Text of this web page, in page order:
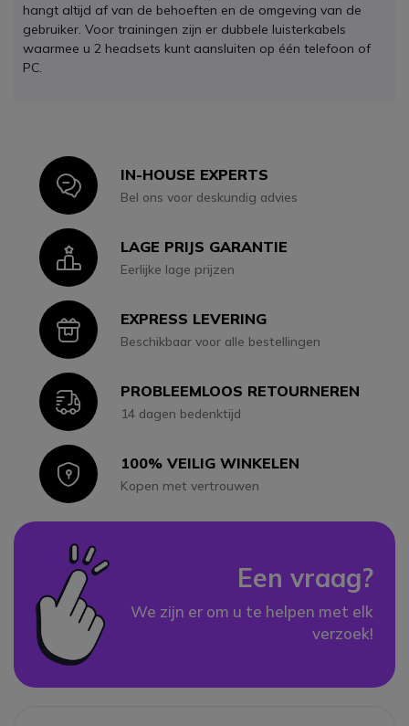
hangt altijd af van de behoeften en de omgeving van de
gebruiker. Voor trainingen zijn er dubbele luisterkabels
waarmee u 2 headsets kunt aansluiten op één telefoon of
PC.
IconIN-HOUSE EXPERTS
Bel ons voor deskundig advies
IconLAGE PRIJS GARANTIE
Eerlijke lage prijzen
IconEXPRESS LEVERING
Beschikbaar voor alle bestellingen
IconPROBLEEMLOOS RETOURNEREN
14 dagen bedenktijd
Icon100% VEILIG WINKELEN
Kopen met vertrouwen
Een vraag?
We zijn er om u te helpen met elk
verzoek!